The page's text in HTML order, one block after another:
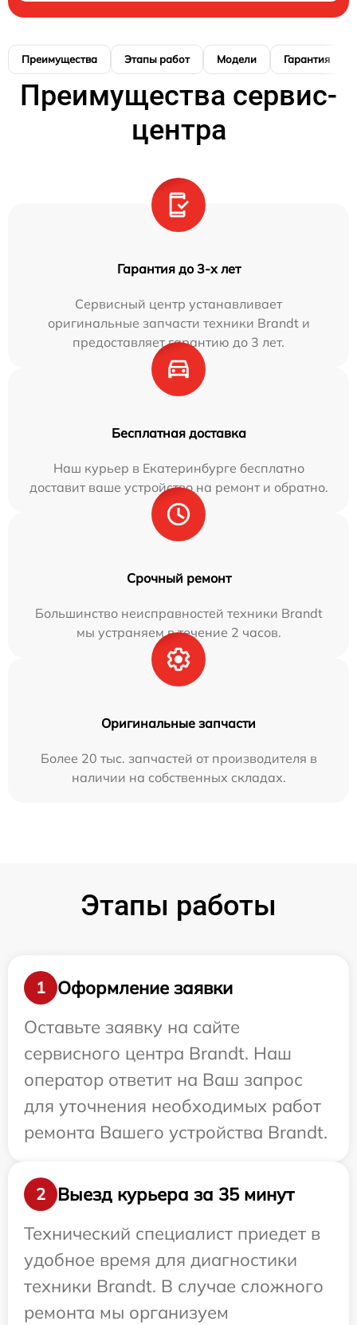
Преимущества Этапы работ Модели Гарантия
Преимущества сервис-
центра
Гарантия до 3-х лет
Сервисный центр устанавливает
оригинальные запчасти техники Brandt и
предоставляет гарантию до 3 лет.
Бесплатная доставка
Наш курьер в Екатеринбурге бесплатно
доставит ваше устройство на ремонт и обратно.
Срочный ремонт
Большинство неисправностей техники Brandt
мы устраняем в течение 2 часов.
Оригинальные запчасти
Более 20 тыс. запчастей от производителя в
наличии на собственных складах.
Этапы работы
1
Оформление заявки
Оставьте заявку на сайте
сервисного центра Brandt. Наш
оператор ответит на Ваш запрос
для уточнения необходимых работ
ремонта Вашего устройства Brandt.
2
Выезд курьера за 35 минут
Технический специалист приедет в
удобное время для диагностики
техники Brandt. В случае сложного
ремонта мы организуем